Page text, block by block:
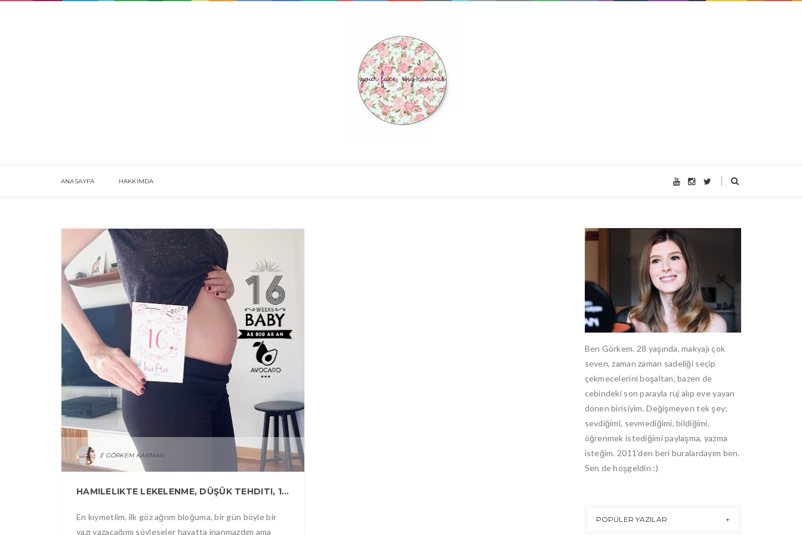
ANASAYFA HAKKIMDA
GÖRKEM KARMAN
HAMILELIKTE LEKELENME, DÜŞÜK TEHDITI, 16. HAFTA
En kıymetlim, ilk göz ağrım bloğuma, bir gün böyle bir
yazı yazacağımı söyleseler hayatta inanmazdım ama
Ben Görkem. 28 yaşında, makyajı çok
seven, zaman zaman sadeliği seçip
çekmecelerini boşaltan, bazen de
cebindeki son parayla ruj alıp eve yayan
dönen birisiyim. Değişmeyen tek şey;
sevdiğimi, sevmediğimi, bildiğimi,
öğrenmek istediğimi paylaşma, yazma
isteğim. 2011'den beri buralardayım ben.
Sen de hoşgeldin :)
POPÜLER YAZILAR